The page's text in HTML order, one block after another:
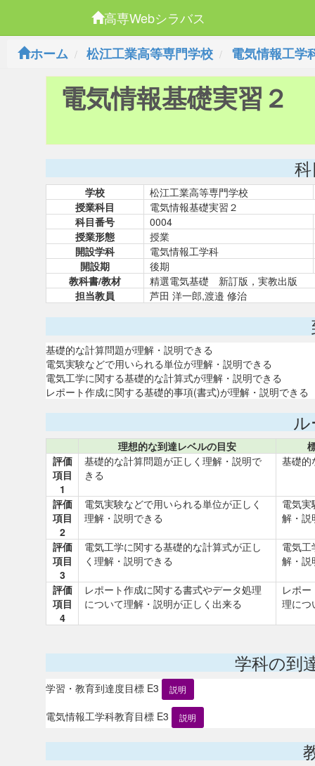
高専Webシラバス
ホーム
松江工業高等専門学校 電気情報工学
電気情報基礎実習２
学校
松江工業高等専門学校
授業科目
電気情報基礎実習２
科目番号
0004
授業形態
授業
開設学科
電気情報工学科
開設期
後期
教科書/教材
精選電気基礎 新訂版，実教出版
担当教員
芦田 洋一郎,渡邉 修治
基礎的な計算問題が理解・説明できる
電気実験などで用いられる単位が理解・説明できる
電気工学に関する基礎的な計算式が理解・説明できる
レポート作成に関する基礎的事項(書式)が理解・説明できる
理想的な到達レベルの目安
評価
項目
1
基礎的な計算問題が正しく理解・説明で
きる
基礎的
評価
項目
2
電気実験などで用いられる単位が正しく
理解・説明できる
電気実
解・説
評価
項目
3
電気工学に関する基礎的な計算式が正し
く理解・説明できる
電気工
解・説
評価
項目
4
レポート作成に関する書式やデータ処理
について理解・説明が正しく出来る
レポ
理につ
学科の到
学習・教育到達度目標 E3 説明
電気情報工学科教育目標 E3 説明